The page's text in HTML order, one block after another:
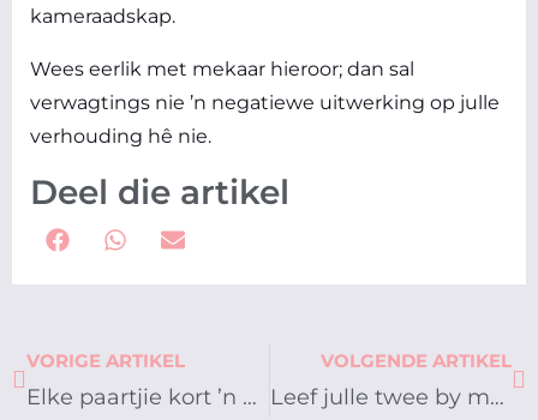
kameraadskap.
Wees eerlik met mekaar hieroor; dan sal
verwagtings nie ’n negatiewe uitwerking op julle
verhouding hê nie.
Deel die artikel
Prev
VORIGE ARTIKEL
Elke paartjie kort ’n plan
VOLGENDE ARTIKEL
Leef julle twee by mekaar verby?